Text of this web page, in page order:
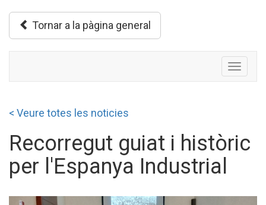
Tornar a la pàgina general
Toggle
< Veure totes les noticies
Recorregut guiat i històric
per l'Espanya Industrial